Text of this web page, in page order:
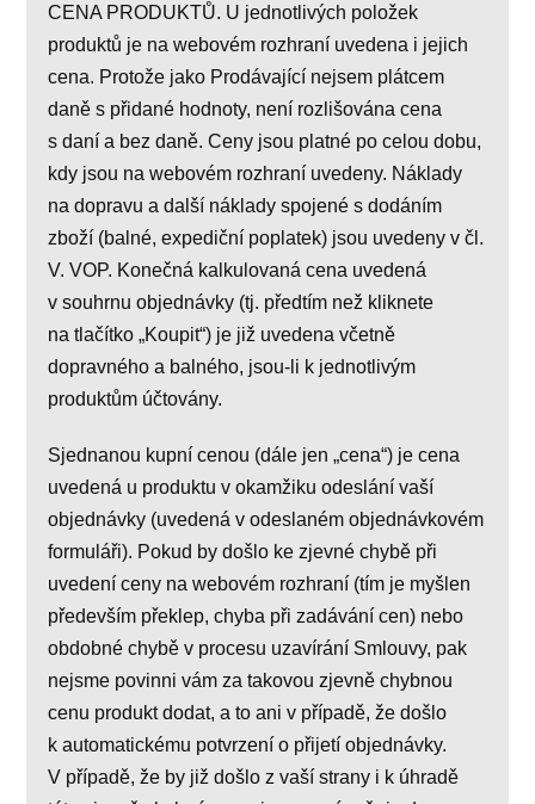
CENA PRODUKTŮ. U jednotlivých položek
produktů je na webovém rozhraní uvedena i jejich
cena. Protože jako Prodávající nejsem plátcem
daně s přidané hodnoty, není rozlišována cena
s daní a bez daně. Ceny jsou platné po celou dobu,
kdy jsou na webovém rozhraní uvedeny. Náklady
na dopravu a další náklady spojené s dodáním
zboží (balné, expediční poplatek) jsou uvedeny v čl.
V. VOP. Konečná kalkulovaná cena uvedená
v souhrnu objednávky (tj. předtím než kliknete
na tlačítko „Koupit“) je již uvedena včetně
dopravného a balného, jsou-li k jednotlivým
produktům účtovány.
Sjednanou kupní cenou (dále jen „cena“) je cena
uvedená u produktu v okamžiku odeslání vaší
objednávky (uvedená v odeslaném objednávkovém
formuláři). Pokud by došlo ke zjevné chybě při
uvedení ceny na webovém rozhraní (tím je myšlen
především překlep, chyba při zadávání cen) nebo
obdobné chybě v procesu uzavírání Smlouvy, pak
nejsme povinni vám za takovou zjevně chybnou
cenu produkt dodat, a to ani v případě, že došlo
k automatickému potvrzení o přijetí objednávky.
V případě, že by již došlo z vaší strany i k úhradě